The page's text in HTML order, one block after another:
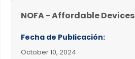
NOFA - Affordable Devices
Fecha de Publicación:
October 10, 2024